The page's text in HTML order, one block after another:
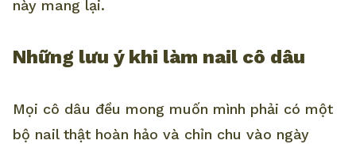
này mang lại.
Những lưu ý khi làm nail cô dâu
Mọi cô dâu đều mong muốn mình phải có một
bộ nail thật hoàn hảo và chỉn chu vào ngày